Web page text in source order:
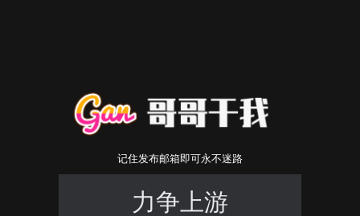
记住发布邮箱即可永不迷路
力争上游